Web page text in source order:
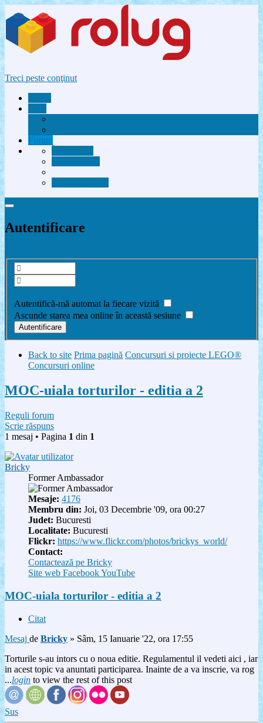
Treci peste conţinut
Forum
Autentificare
Autentifică-mă automat la fiecare vizită
Ascunde starea mea online în această sesiune
Back to site Prima pagină Concursuri si proiecte LEGO®
Concursuri online
MOC-uiala torturilor - editia a 2
Reguli forum
Scrie răspuns
1 mesaj • Pagina 1 din 1
Bricky
Former Ambassador
Mesaje: 4176
Membru din: Joi, 03 Decembrie '09, ora 00:27
Judet: Bucuresti
Localitate: Bucuresti
Flickr: https://www.flickr.com/photos/brickys_world/
Contact:
Contactează pe Bricky
Site web FacebookYouTube
MOC-uiala torturilor - editia a 2
Citat
Mesaj de Bricky » Sâm, 15 Ianuarie '22, ora 17:55
Torturile s-au intors cu o noua editie. Regulamentul il vedeti aici , iar
in acest topic va anuntati participarea. Inainte de a va inscrie, va rog
...login to view the rest of this post
Sus